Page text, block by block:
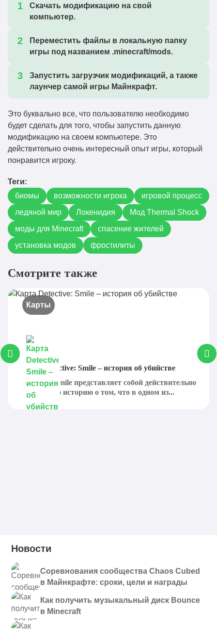
Скачать модификацию на свой
компьютер.
Переместить файлы в локальную папку
игры под названием .minecraft/mods.
Запустить загрузчик модификаций, а также
лаунчер самой игры Майнкрафт.
Это буквально все, что пользователю необходимо
будет сделать для того, чтобы запустить данную
модификацию на своем компьютере. Это
действительно очень интересный опыт игры, который
понравится игроку.
Теги:
биомы
возможности игрока
игровой процесс
ледяной мир
Локенидия
Мод Thermal Shock
моды для Minecraft
спасение жителей
установка модов
фростилиты
Смотрите также
Карты
Карта Detective: Smile – история об убийстве
Detective: Smile представляет собой действительно
интересную историю о том, что в одном из...
Новости
Соревнования сообщества Chaos Cubed
в Майнкрафте: сроки, цели и награды
Как получить музыкальный диск Bounce
в Minecraft